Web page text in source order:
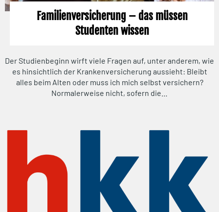
Familienversicherung – das müssen
Studenten wissen
Der Studienbeginn wirft viele Fragen auf, unter anderem, wie
es hinsichtlich der Krankenversicherung aussieht: Bleibt
alles beim Alten oder muss ich mich selbst versichern?
Normalerweise nicht, sofern die…